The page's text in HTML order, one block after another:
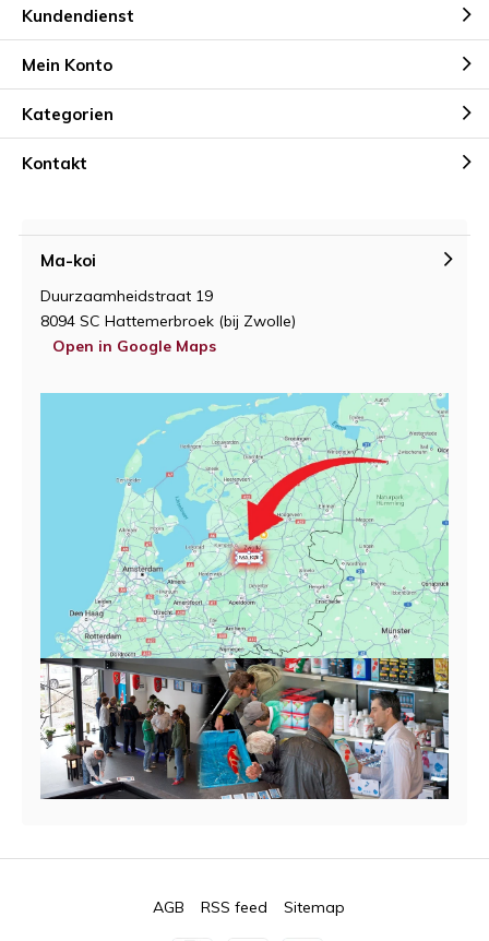
Kundendienst
Mein Konto
Kategorien
Kontakt
Ma-koi
Duurzaamheidstraat 19
8094 SC Hattemerbroek (bij Zwolle)
Open in Google Maps
AGB RSS feed Sitemap